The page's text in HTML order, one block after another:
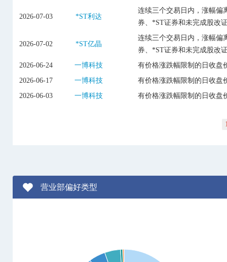
2026-07-03 *ST利达
连续三个交易日内，涨幅偏
券、*ST证券和未完成股改
2026-07-02 *ST亿晶
连续三个交易日内，涨幅偏
券、*ST证券和未完成股改
2026-06-24
一博科技
有价格涨跌幅限制的日收盘
2026-06-17
一博科技
有价格涨跌幅限制的日收盘
2026-06-03
一博科技 有价格涨跌幅限制的日收盘
营业部偏好类型